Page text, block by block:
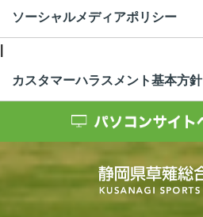
ソーシャルメディアポリシー
カスタマーハラスメント基本方針